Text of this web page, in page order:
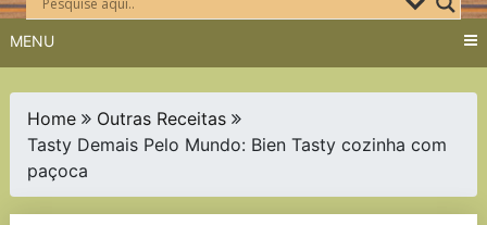
MENU
Home
Outras Receitas
Tasty Demais Pelo Mundo: Bien Tasty cozinha com
paçoca